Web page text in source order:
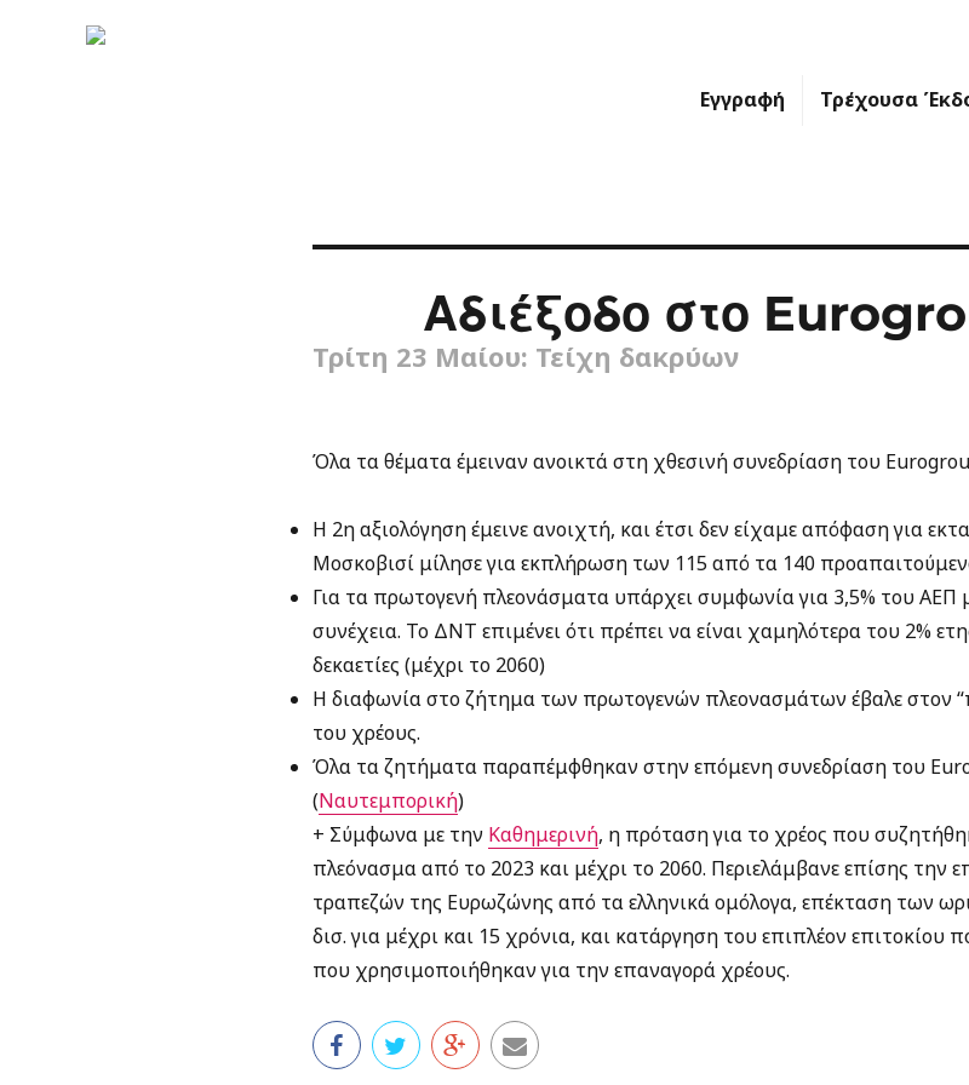
Εγγραφή Τρέχουσα
Αδιέξοδο στο
Τρίτη 23 Μαίου: Τείχη δακρύων
Όλα τα θέματα έμειναν ανοικτά στη χθεσινή συνεδρίαση του
Η 2η αξιολόγηση έμεινε ανοιχτή, και έτσι δεν είχαμε απόφαση για
Μοσκοβισί μίλησε για εκπλήρωση των 115 από τα 140
Για τα πρωτογενή πλεονάσματα υπάρχει συμφωνία για 3,5% του ΑΕΠ
συνέχεια. Το ΔΝΤ επιμένει ότι πρέπει να είναι χαμηλότερα του 2%
δεκαετίες (μέχρι το 2060)
Η διαφωνία στο ζήτημα των πρωτογενών πλεονασμάτων έβαλε στον
του χρέους.
Όλα τα ζητήματα παραπέμφθηκαν στην επόμενη συνεδρίαση του
(Ναυτεμπορική)
+ Σύμφωνα με την Καθημερινή, η πρόταση για το χρέος που
πλεόνασμα από το 2023 και μέχρι το 2060. Περιελάμβανε επίσης την
τραπεζών της Ευρωζώνης από τα ελληνικά ομόλογα, επέκταση των
δισ. για μέχρι και 15 χρόνια, και κατάργηση του επιπλέον επιτοκίου
που χρησιμοποιήθηκαν για την επαναγορά χρέους.